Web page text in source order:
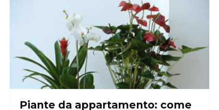
Piante da appartamento: come